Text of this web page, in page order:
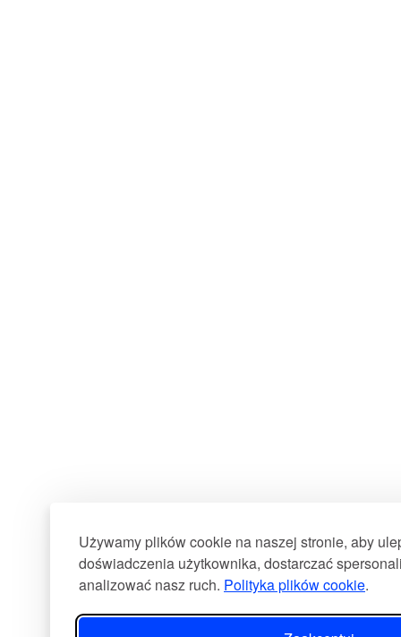
Używamy plików cookie na naszej stronie, aby
doświadczenia użytkownika, dostarczać
analizować nasz ruch. Polityka plików cookie.